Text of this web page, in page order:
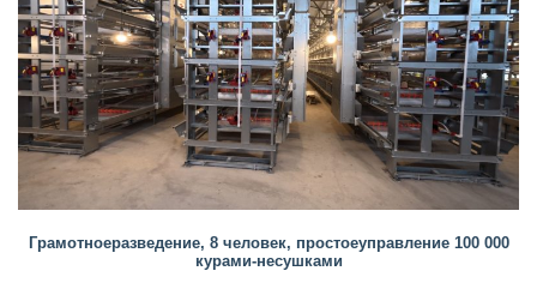
Грамотноеразведение, 8 человек, простоеуправление 100 000
курами-несушками